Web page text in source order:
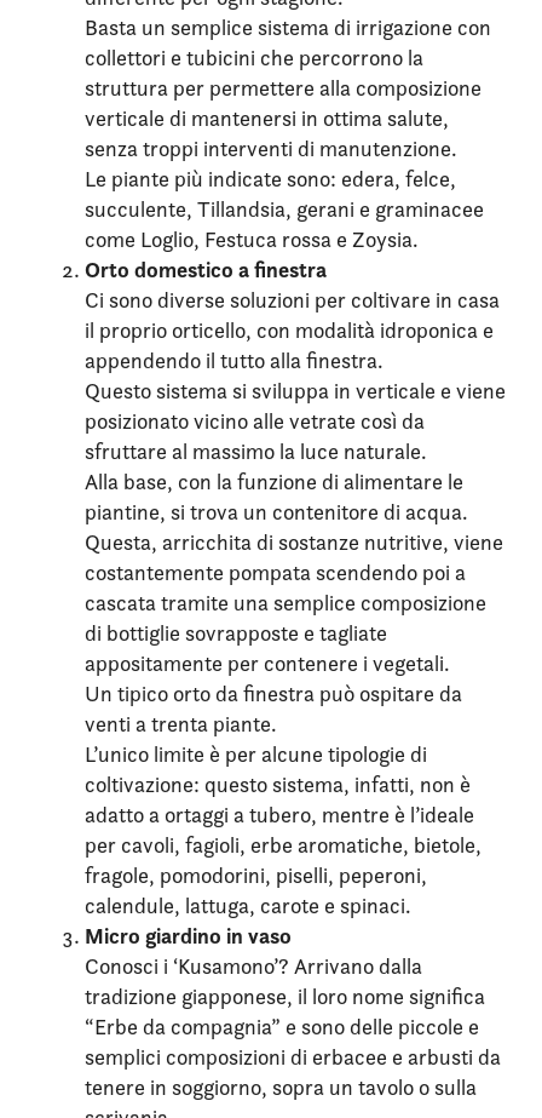
Basta un semplice sistema di irrigazione con
collettori e tubicini che percorrono la
struttura per permettere alla composizione
verticale di mantenersi in ottima salute,
senza troppi interventi di manutenzione.
Le piante più indicate sono: edera, felce,
succulente, Tillandsia, gerani e graminacee
come Loglio, Festuca rossa e Zoysia.
Orto domestico a finestra
Ci sono diverse soluzioni per coltivare in casa
il proprio orticello, con modalità idroponica e
appendendo il tutto alla finestra.
Questo sistema si sviluppa in verticale e viene
posizionato vicino alle vetrate così da
sfruttare al massimo la luce naturale.
Alla base, con la funzione di alimentare le
piantine, si trova un contenitore di acqua.
Questa, arricchita di sostanze nutritive, viene
costantemente pompata scendendo poi a
cascata tramite una semplice composizione
di bottiglie sovrapposte e tagliate
appositamente per contenere i vegetali.
Un tipico orto da finestra può ospitare da
venti a trenta piante.
L’unico limite è per alcune tipologie di
coltivazione: questo sistema, infatti, non è
adatto a ortaggi a tubero, mentre è l’ideale
per cavoli, fagioli, erbe aromatiche, bietole,
fragole, pomodorini, piselli, peperoni,
calendule, lattuga, carote e spinaci.
Micro giardino in vaso
Conosci i ‘Kusamono’? Arrivano dalla
tradizione giapponese, il loro nome significa
“Erbe da compagnia” e sono delle piccole e
semplici composizioni di erbacee e arbusti da
tenere in soggiorno, sopra un tavolo o sulla